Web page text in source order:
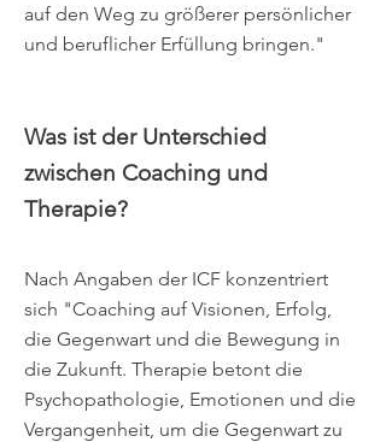
auf den Weg zu größerer persönlicher
und beruflicher Erfüllung bringen."
Was ist der Unterschied
zwischen Coaching und
Therapie?
Nach Angaben der ICF konzentriert
sich "Coaching auf Visionen, Erfolg,
die Gegenwart und die Bewegung in
die Zukunft. Therapie betont die
Psychopathologie, Emotionen und die
Vergangenheit, um die Gegenwart zu